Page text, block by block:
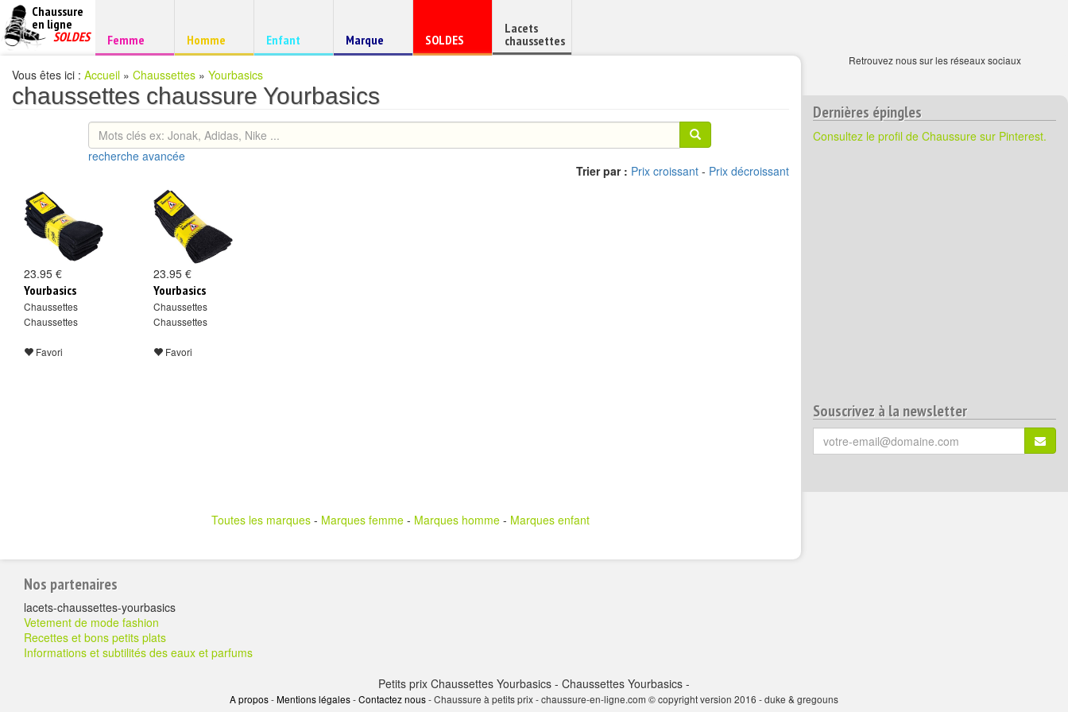
Chaussure
à
prix
Chaussure
en ligne
pas
SOLDES Chaussure
Femme Chaussure
Homme Chaussure
Enfant
Chaussure
de
Marque
Chaussure
en
SOLDES
Lacets
chaussettes
Vous êtes ici : Accueil » Chaussettes » Yourbasics
chaussettes chaussure Yourbasics
recherche avancée
Trier par : Prix croissant - Prix décroissant
23.95 €
Yourbasics
Chaussettes
Chaussettes
Favori
23.95 €
Yourbasics
Chaussettes
Chaussettes
Favori
Toutes les marques - Marques femme - Marques homme - Marques enfant
Dernières épingles
Consultez le profil de Chaussure sur Pinterest.
Souscrivez à la newsletter
Votre
email
Retrouvez nous sur les réseaux sociaux
Pour
aller
plus
loin
Nos partenaires
lacets-chaussettes-yourbasics
Vetement de mode fashion
Recettes et bons petits plats
Informations et subtilités des eaux et parfums
Petits prix Chaussettes Yourbasics - Chaussettes Yourbasics -
A propos-Mentions légales-Contactez nous- Chaussure à petits prix - chaussure-en-ligne.com © copyright version 2016 - duke & gregouns